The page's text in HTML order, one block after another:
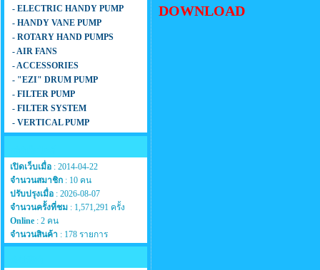
- ELECTRIC HANDY PUMP
- HANDY VANE PUMP
- ROTARY HAND PUMPS
- AIR FANS
- ACCESSORIES
- "EZI" DRUM PUMP
- FILTER PUMP
- FILTER SYSTEM
- VERTICAL PUMP
เปิดเว็บเมื่อ : 2014-04-22
จำนวนสมาชิก : 10 คน
ปรับปรุงเมื่อ : 2026-08-07
จำนวนครั้งที่ชม : 1,571,291 ครั้ง
Online : 2 คน
จำนวนสินค้า : 178 รายการ
DOWNLOAD